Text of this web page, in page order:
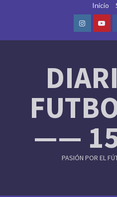
Inicio
Instagram
——
PASIÓN POR EL